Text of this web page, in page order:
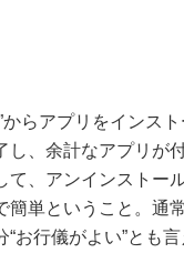
らアプリをインス
し、余計なアプリが
て、アンインストー
簡単ということ。通
“お行儀がよい”とも言